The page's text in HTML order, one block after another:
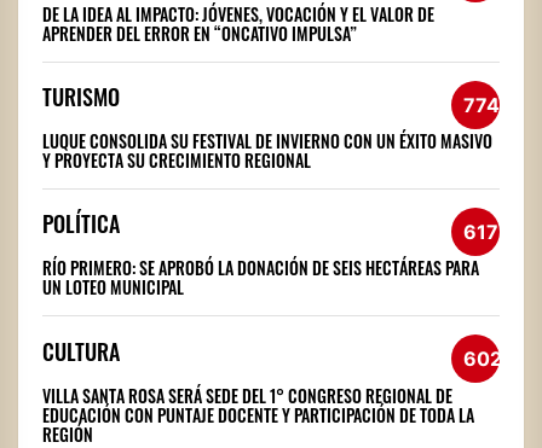
DE LA IDEA AL IMPACTO: JÓVENES, VOCACIÓN Y EL VALOR DE
APRENDER DEL ERROR EN “ONCATIVO IMPULSA”
TURISMO 774
LUQUE CONSOLIDA SU FESTIVAL DE INVIERNO CON UN ÉXITO MASIVO
Y PROYECTA SU CRECIMIENTO REGIONAL
POLÍTICA 617
RÍO PRIMERO: SE APROBÓ LA DONACIÓN DE SEIS HECTÁREAS PARA
UN LOTEO MUNICIPAL
CULTURA 602
VILLA SANTA ROSA SERÁ SEDE DEL 1° CONGRESO REGIONAL DE
EDUCACIÓN CON PUNTAJE DOCENTE Y PARTICIPACIÓN DE TODA LA
REGIÓN